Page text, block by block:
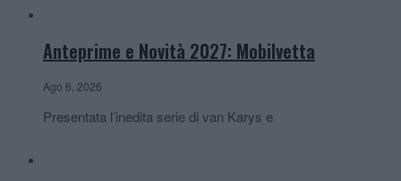
Anteprime e Novità 2027: Mobilvetta
Ago 6, 2026
Presentata l’inedita serie di van Karys e